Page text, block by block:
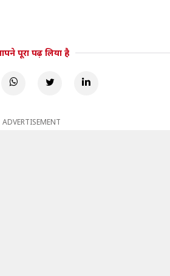
पूरा पढ़ लिया है
ADVERTISEMENT